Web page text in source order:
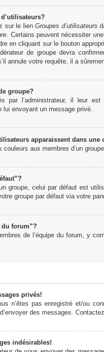
sur le lienGroupes d’utilisateurs
. Certains peuvent nécessiter
en cliquant sur le bouton
de groupe devra
annule votre requête, il a
groupe?
par l’administrateur, il leur
lui envoyant un message privé.
apparaissent dans une
couleurs aux membres d’un
groupe, celui par défaut est
groupe par défaut via votre
du forum”?
de l’équipe du forum, y
privés!
n’êtes pas enregistré et/ou
des messages.
indésirables!